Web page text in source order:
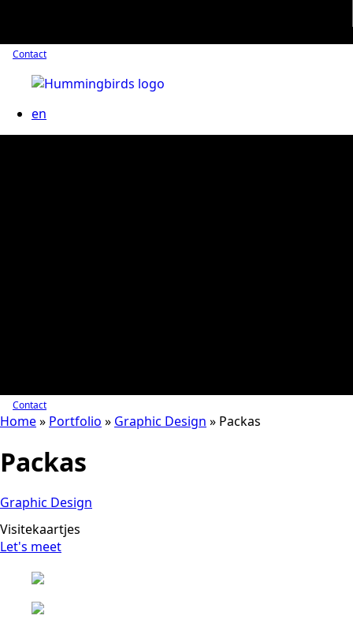
Contact
en
Contact
Home» Portfolio » Graphic Design » Packas
Packas
Graphic Design
Visitekaartjes
Let's meet